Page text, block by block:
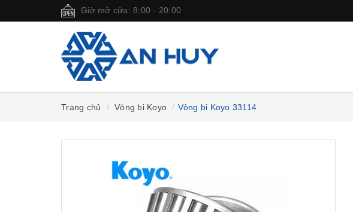
Giờ mở cửa: 8:00 - 20:00
Trang chủ Vòng bi Koyo Vòng bi Koyo 33114